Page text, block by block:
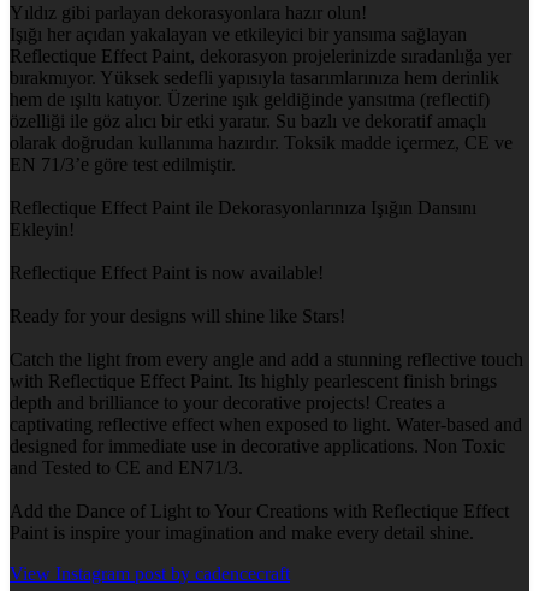
Yıldız gibi parlayan dekorasyonlara hazır olun!
Işığı her açıdan yakalayan ve etkileyici bir yansıma sağlayan
Reflectique Effect Paint, dekorasyon projelerinizde sıradanlığa yer
bırakmıyor. Yüksek sedefli yapısıyla tasarımlarınıza hem derinlik
hem de ışıltı katıyor. Üzerine ışık geldiğinde yansıtma (reflectif)
özelliği ile göz alıcı bir etki yaratır. Su bazlı ve dekoratif amaçlı
olarak doğrudan kullanıma hazırdır. Toksik madde içermez, CE ve
EN 71/3’e göre test edilmiştir.
Reflectique Effect Paint ile Dekorasyonlarınıza Işığın Dansını
Ekleyin!
Reflectique Effect Paint is now available!
Ready for your designs will shine like Stars!
Catch the light from every angle and add a stunning reflective touch
with Reflectique Effect Paint. Its highly pearlescent finish brings
depth and brilliance to your decorative projects! Creates a
captivating reflective effect when exposed to light. Water-based and
designed for immediate use in decorative applications. Non Toxic
and Tested to CE and EN71/3.
Add the Dance of Light to Your Creations with Reflectique Effect
Paint is inspire your imagination and make every detail shine.
View Instagram post by cadencecraft